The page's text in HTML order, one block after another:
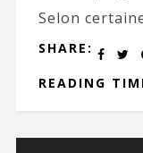
Selon
SHARE:
READING